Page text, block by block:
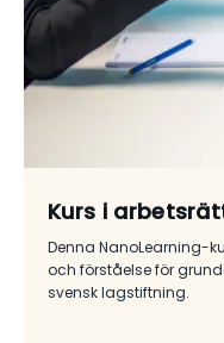
Kurs i
Denna NanoLearning-
och förståelse för
svensk lagstiftning.